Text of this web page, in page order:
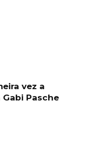
vez a
Pasche